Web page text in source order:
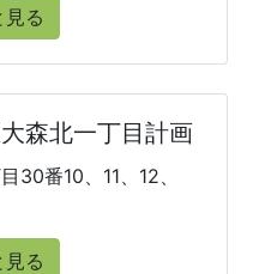
見る
森北一丁目計画
30番10、11、12、
見る